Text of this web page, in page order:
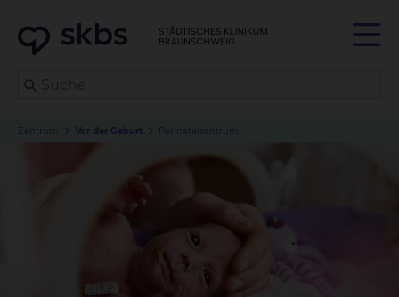
Zentrum Vor der Geburt Perinatalzentrum